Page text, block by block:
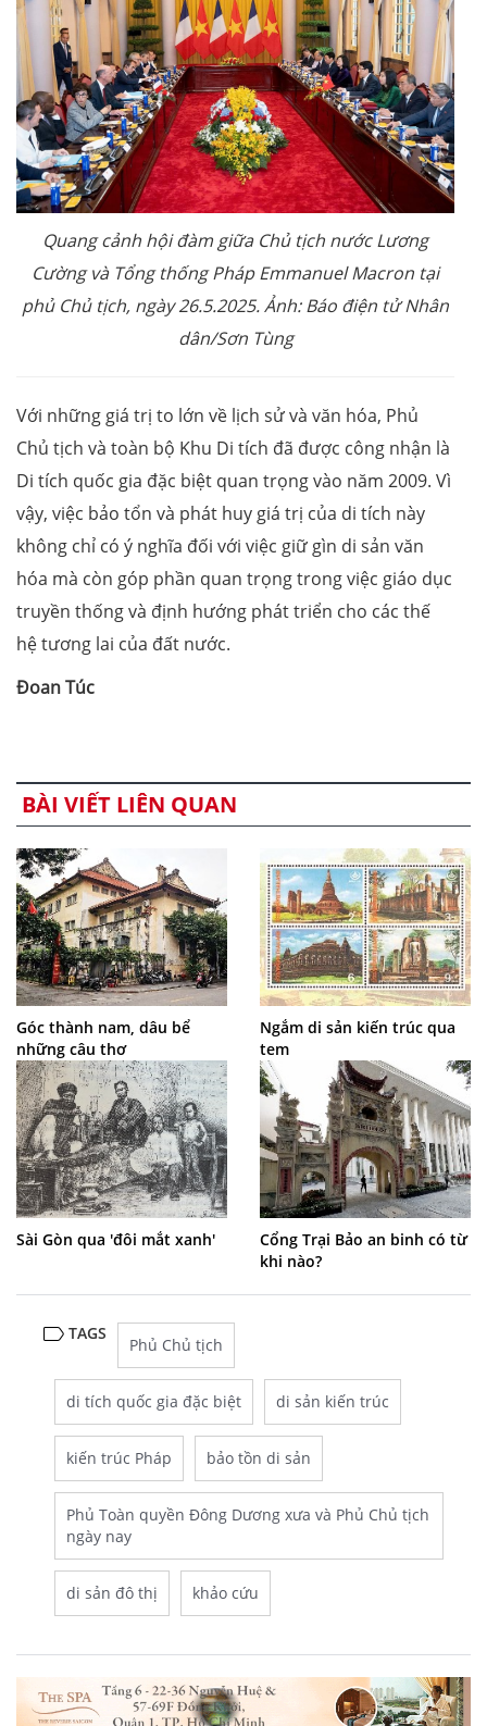
Quang cảnh hội đàm giữa Chủ tịch nước Lương
Cường và Tổng thống Pháp Emmanuel Macron tại
phủ Chủ tịch, ngày 26.5.2025. Ảnh: Báo điện tử Nhân
dân/Sơn Tùng
Với những giá trị to lớn về lịch sử và văn hóa, Phủ
Chủ tịch và toàn bộ Khu Di tích đã được công nhận là
Di tích quốc gia đặc biệt quan trọng vào năm 2009. Vì
vậy, việc bảo tổn và phát huy giá trị của di tích này
không chỉ có ý nghĩa đối với việc giữ gìn di sản văn
hóa mà còn góp phần quan trọng trong việc giáo dục
truyền thống và định hướng phát triển cho các thế
hệ tương lai của đất nước.
Đoan Túc
BÀI VIẾT LIÊN QUAN
Góc thành nam, dâu bể
những câu thơ
Ngắm di sản kiến trúc qua
tem
Sài Gòn qua 'đôi mắt xanh'
Cổng Trại Bảo an binh có từ
khi nào?
TAGS
Phủ Chủ tịch
di tích quốc gia đặc biệt di sản kiến trúc
kiến trúc Pháp bảo tồn di sản
Phủ Toàn quyền Đông Dương xưa và Phủ Chủ tịch
ngày nay
di sản đô thị khảo cứu